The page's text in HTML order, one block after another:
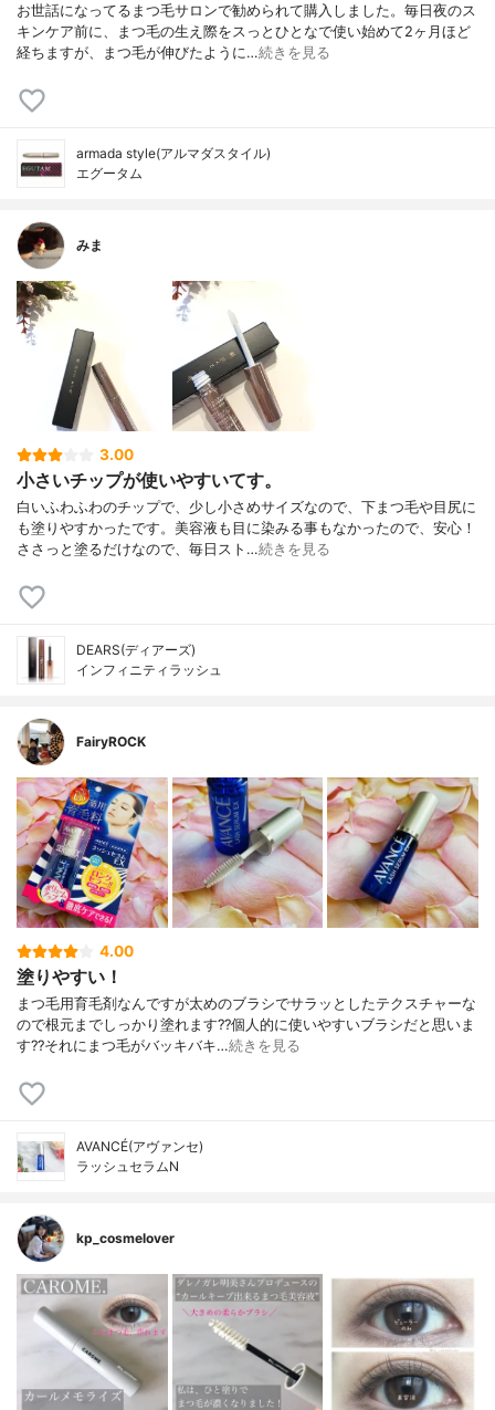
お世話になってるまつ毛サロンで勧められて購入しました。毎日夜のス
キンケア前に、まつ毛の生え際をスっとひとなで使い始めて2ヶ月ほど
経ちますが、まつ毛が伸びたように…続きを見る
armada style(アルマダスタイル)
エグータム
みま
3.00
小さいチップが使いやすいてす。
白いふわふわのチップで、少し小さめサイズなので、下まつ毛や目尻に
も塗りやすかったです。美容液も目に染みる事もなかったので、安心！
ささっと塗るだけなので、毎日スト…続きを見る
DEARS(ディアーズ)
インフィニティラッシュ
FairyROCK
4.00
塗りやすい！
まつ毛用育毛剤なんですが太めのブラシでサラッとしたテクスチャーな
ので根元までしっかり塗れます??個人的に使いやすいブラシだと思いま
す??それにまつ毛がバッキバキ…続きを見る
AVANCÉ(アヴァンセ)
ラッシュセラムN
kp_cosmelover